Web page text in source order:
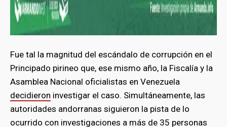
Fue tal la magnitud del escándalo de corrupción en el
Principado pirineo que, ese mismo año, la Fiscalía y la
Asamblea Nacional oficialistas en Venezuela
decidieron investigar el caso. Simultáneamente, las
autoridades andorranas siguieron la pista de lo
ocurrido con investigaciones a más de 35 personas